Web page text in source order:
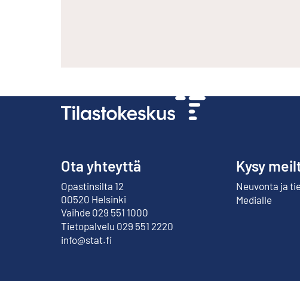
Ota yhteyttä
Opastinsilta 12
00520 Helsinki
Ulkoinen linkki
Vaihde 029 551 1000
Tietopalvelu 029 551 2220
info@stat.fi
Kysy
Neuvonta ja
Medialle